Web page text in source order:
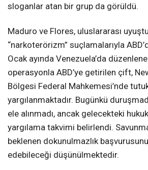
sloganlar atan bir grup da görüldü.
Maduro ve Flores, uluslararası
“narkoterörizm” suçlamalarıyla
Ocak ayında Venezuela’da
operasyonla ABD’ye getirilen çift,
Bölgesi Federal Mahkemesi’nde
yargılanmaktadır. Bugünkü
ele alınmadı, ancak gelecekteki
yargılama takvimi belirlendi.
beklenen dokunulmazlık
edebileceği düşünülmektedir.